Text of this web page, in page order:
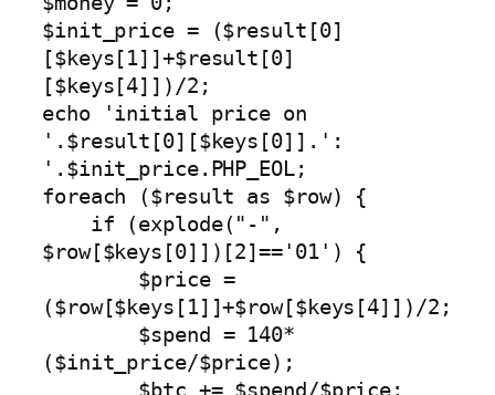
$init_price = ($result[0]
[$keys[1]]+$result[0]
[$keys[4]])/2;
echo 'initial price on
'.$result[0][$keys[0]].':
'.$init_price.PHP_EOL;
foreach ($result as $row) {
$row[$keys[0]])[2]=='01') {
($row[$keys[1]]+$row[$keys[4]])/2;
($init_price/$price);